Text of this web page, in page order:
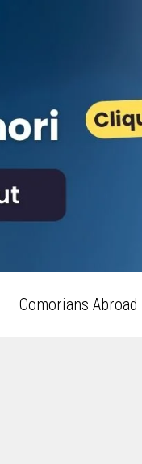
Comorians Abroad